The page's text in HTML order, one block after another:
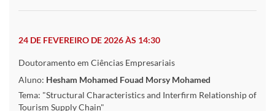
24 DE FEVEREIRO DE 2026 ÀS 14:30
Doutoramento em Ciências Empresariais
Aluno: Hesham Mohamed Fouad Morsy Mohamed
Tema: "Structural Characteristics and Interfirm Relationship of
Tourism Supply Chain"